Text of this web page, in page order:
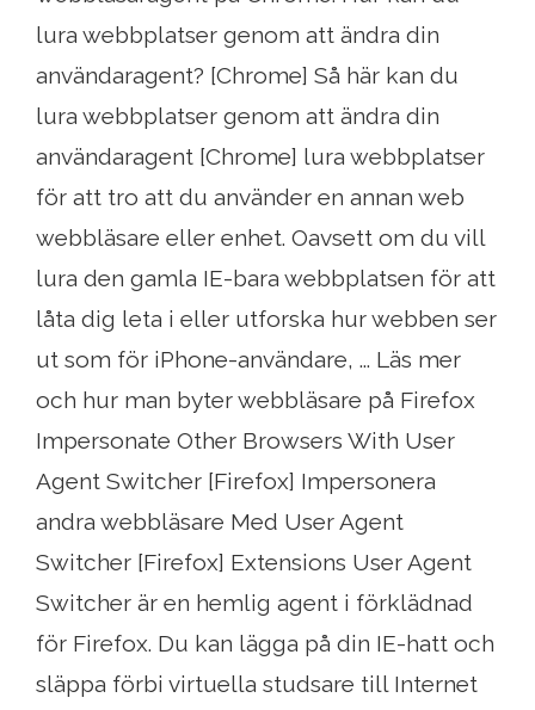
lura webbplatser genom att ändra din
användaragent? [Chrome] Så här kan du
lura webbplatser genom att ändra din
användaragent [Chrome] lura webbplatser
för att tro att du använder en annan web
webbläsare eller enhet. Oavsett om du vill
lura den gamla IE-bara webbplatsen för att
låta dig leta i eller utforska hur webben ser
ut som för iPhone-användare, ... Läs mer
och hur man byter webbläsare på Firefox
Impersonate Other Browsers With User
Agent Switcher [Firefox] Impersonera
andra webbläsare Med User Agent
Switcher [Firefox] Extensions User Agent
Switcher är en hemlig agent i förklädnad
för Firefox. Du kan lägga på din IE-hatt och
släppa förbi virtuella studsare till Internet